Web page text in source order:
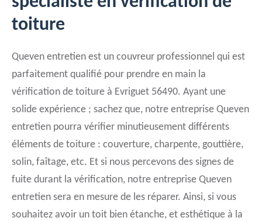
toiture
Queven entretien est un couvreur professionnel qui est
parfaitement qualifié pour prendre en main la
vérification de toiture à Evriguet 56490. Ayant une
solide expérience ; sachez que, notre entreprise Queven
entretien pourra vérifier minutieusement différents
éléments de toiture : couverture, charpente, gouttière,
solin, faîtage, etc. Et si nous percevons des signes de
fuite durant la vérification, notre entreprise Queven
entretien sera en mesure de les réparer. Ainsi, si vous
souhaitez avoir un toit bien étanche, et esthétique à la